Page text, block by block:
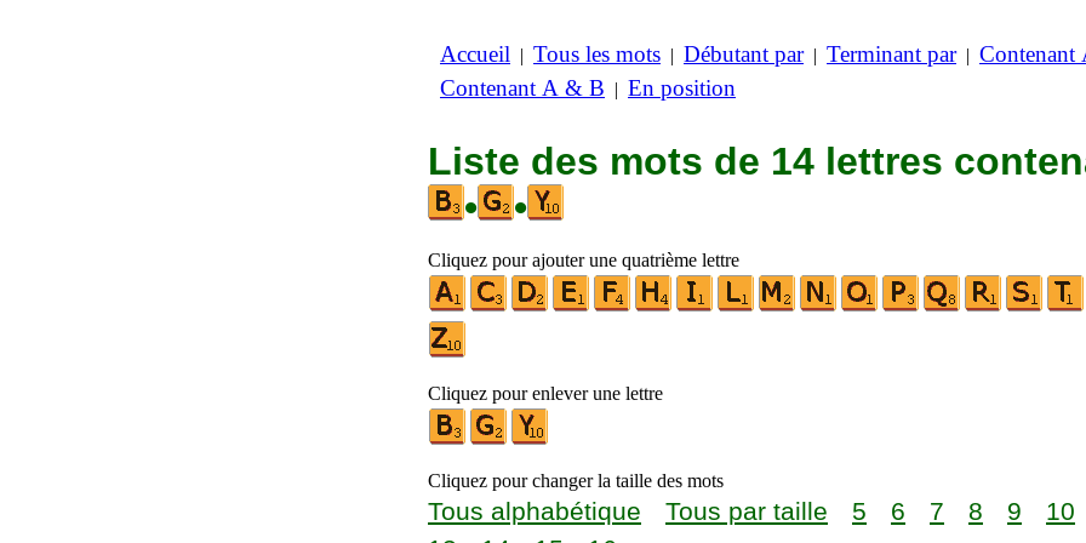
Accueil | Tous les mots | Débutant par| Terminant par| Contenant
Contenant A & B | En position
Liste des mots de 14 lettres
•
•
Cliquez pour ajouter une quatrième lettre
Cliquez pour enlever une lettre
Cliquez pour changer la taille des mots
Tous alphabétique Tous par taille 5 6 7 8 9 10